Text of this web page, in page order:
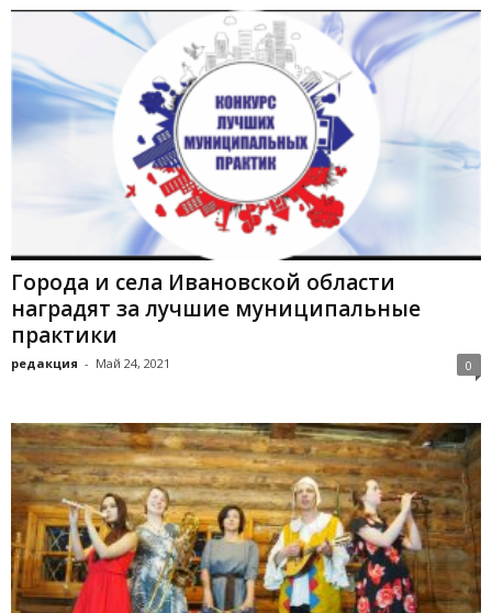
Города и села Ивановской области
наградят за лучшие муниципальные
практики
редакция - Май 24, 2021 0